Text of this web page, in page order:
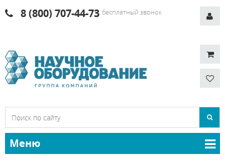
8 (800) 707-44-73 бесплатный звонок
Меню